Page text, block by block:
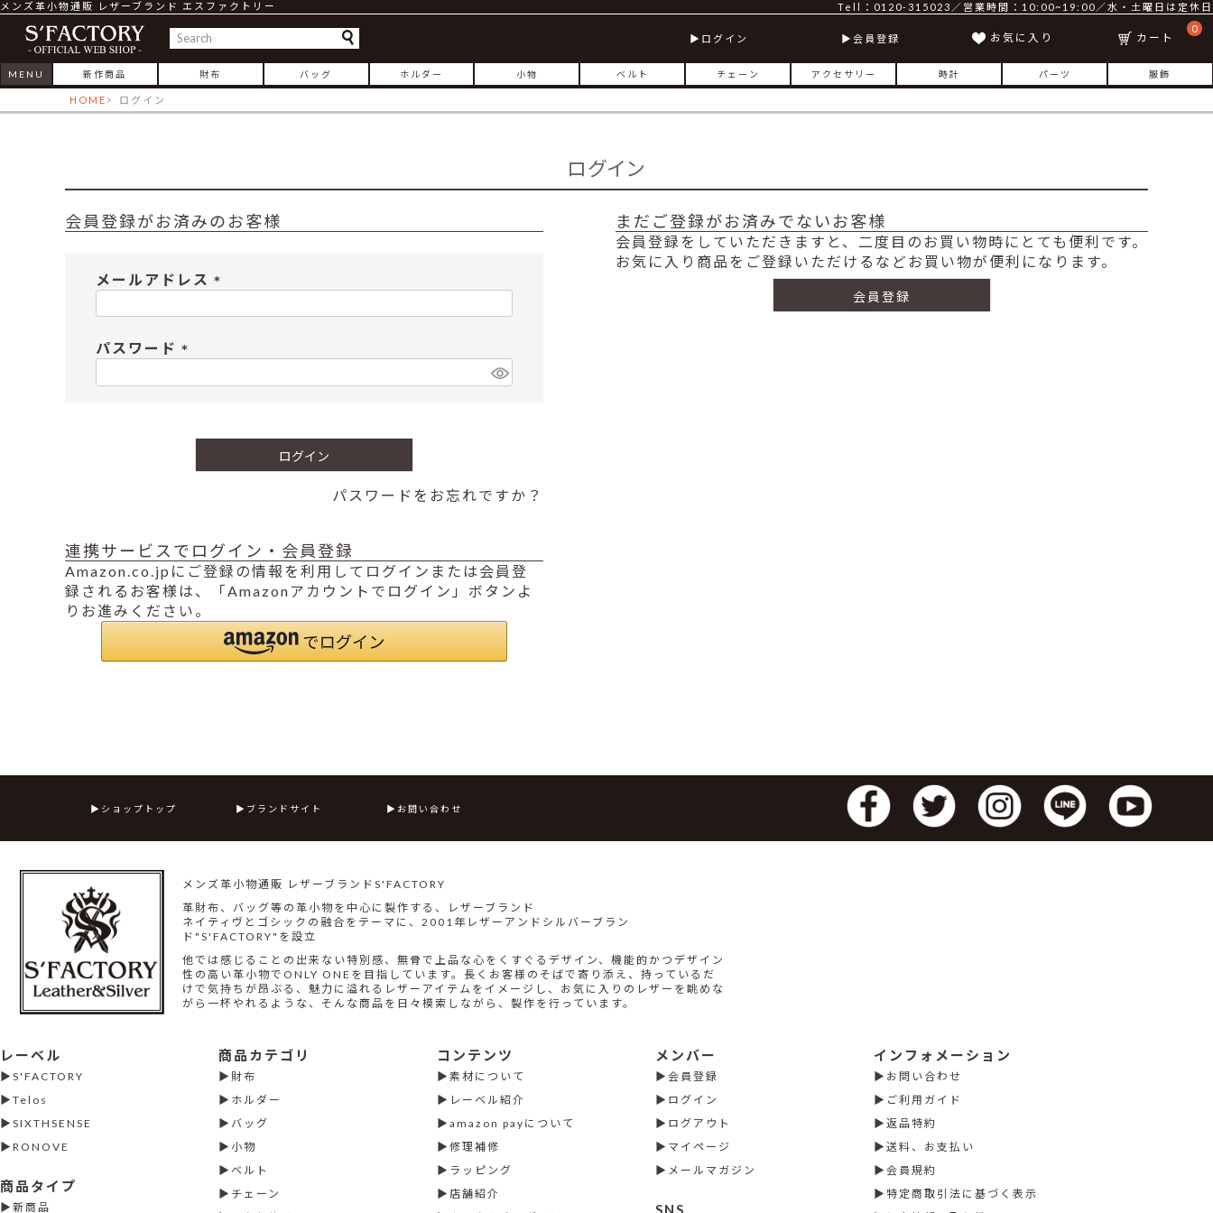
メンズ革小物通販 レザーブランド エスファクトリー Tell：0120-315023／営業時間：10:00~19:00／水・土曜日は定休日
ログイン 会員登録 お気に入り
0
カート
MENU 新作商品 財布 バッグ ホルダー 小物 ベルト チェーン アクセサリー 時計 パーツ 服飾
HOME ログイン
ログイン
会員登録がお済みのお客様
メールアドレス
)
パスワード
ログイン
パスワードをお忘れですか？
連携サービスでログイン・会員登録
Amazon.co.jpにご登録の情報を利用してログインまたは会員登
録されるお客様は、「Amazonアカウントでログイン」ボタンよ
りお進みください。
まだご登録がお済みでないお客様
会員登録をしていただきますと、二度目のお買い物時にとても便利です。
お気に入り商品をご登録いただけるなどお買い物が便利になります。
会員登録
ショップトップ ブランドサイト お問い合わせ
メンズ革小物通販 レザーブランドS'FACTORY
革財布、バッグ等の革小物を中心に製作する、レザーブランド
ネイティヴとゴシックの融合をテーマに、2001年レザーアンドシルバーブラン
ド"S'FACTORY"を設立
他では感じることの出来ない特別感、無骨で上品な心をくすぐるデザイン、機能的かつデザイン
性の高い革小物でONLY ONEを目指しています。長くお客様のそばで寄り添え、持っているだ
けで気持ちが昂ぶる、魅力に溢れるレザーアイテムをイメージし、お気に入りのレザーを眺めな
がら一杯やれるような、そんな商品を日々模索しながら、製作を行っています。
レーベル
S'FACTORY
Telos
SIXTHSENSE
RONOVE
商品タイプ
新商品
商品カテゴリ
財布
ホルダー
バッグ
小物
ベルト
チェーン
コンテンツ
素材について
レーベル紹介
amazon payについて
修理補修
ラッピング
店舗紹介
メンバー
会員登録
ログイン
ログアウト
マイページ
メールマガジン
SNS
インフォメーション
お問い合わせ
ご利用ガイド
返品特約
送料、お支払い
会員規約
特定商取引法に基づく表示